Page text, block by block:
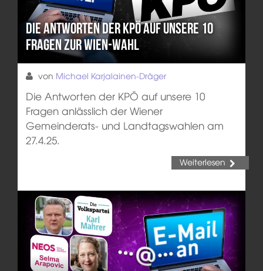
Die Antworten der KPÖ auf unsere 10
Fragen zur Wien-Wahl
von Michael Karjalainen-Dräger
Die Antworten der KPÖ auf unsere 10
Fragen anlässlich der Wiener
Gemeinderats- und Landtagswahlen am
27.4.25.
Weiterlesen